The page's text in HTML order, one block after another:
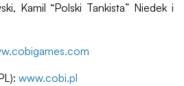
Kamil “Polski Tankista” Niedek i
www.cobi.pl